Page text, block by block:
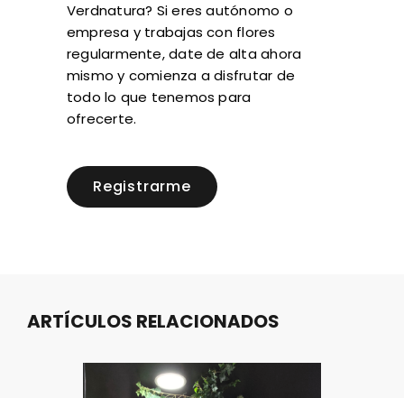
Verdnatura? Si eres autónomo o
empresa y trabajas con flores
regularmente, date de alta ahora
mismo y comienza a disfrutar de
todo lo que tenemos para
ofrecerte.
Registrarme
ARTÍCULOS RELACIONADOS